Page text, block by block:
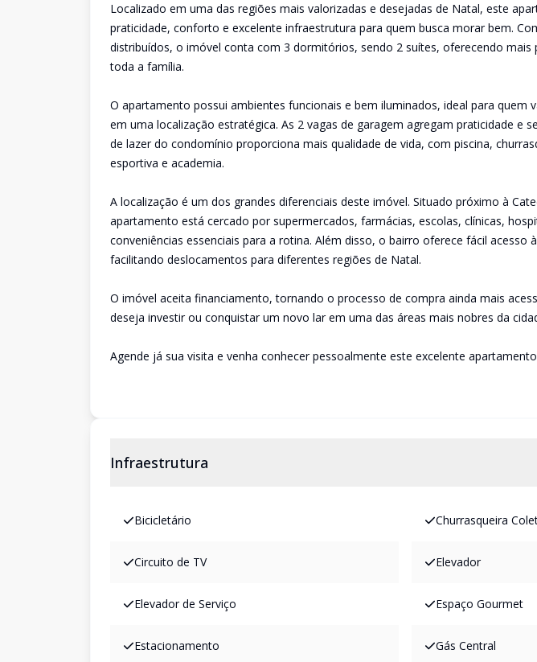
Localizado em uma das regiões mais valorizadas e desejadas de Natal, este
praticidade, conforto e excelente infraestrutura para quem busca morar bem.
distribuídos, o imóvel conta com 3 dormitórios, sendo 2 suítes, oferecendo mais
toda a família.
O apartamento possui ambientes funcionais e bem iluminados, ideal para quem
em uma localização estratégica. As 2 vagas de garagem agregam praticidade e
de lazer do condomínio proporciona mais qualidade de vida, com piscina,
esportiva e academia.
A localização é um dos grandes diferenciais deste imóvel. Situado próximo à
apartamento está cercado por supermercados, farmácias, escolas, clínicas,
conveniências essenciais para a rotina. Além disso, o bairro oferece fácil acesso
facilitando deslocamentos para diferentes regiões de Natal.
O imóvel aceita financiamento, tornando o processo de compra ainda mais
deseja investir ou conquistar um novo lar em uma das áreas mais nobres da
Agende já sua visita e venha conhecer pessoalmente este excelente
Infraestrutura
Bicicletário Churrasqueira
Circuito de TV Elevador
Elevador de Serviço Espaço Gourmet
Estacionamento Gás Central